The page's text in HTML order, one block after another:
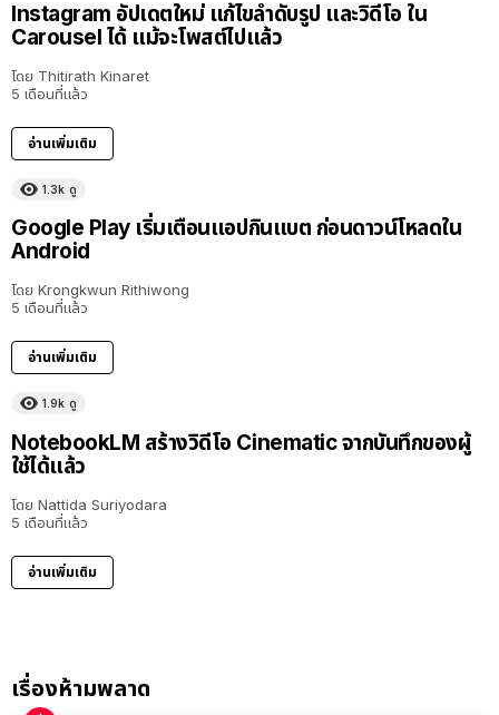
Instagram อัปเดตใหม่ แก้ไขลำดับรูป และวิดีโอ ใน
Carousel ได้ แม้จะโพสต์ไปแล้ว
โดย Thitirath Kinaret
5 เดือนที่แล้ว
อ่านเพิ่มเติม
1.3k ดู
Google Play เริ่มเตือนแอปกินแบต ก่อนดาวน์โหลดใน
Android
โดย Krongkwun Rithiwong
5 เดือนที่แล้ว
อ่านเพิ่มเติม
1.9k ดู
NotebookLM สร้างวิดีโอ Cinematic จากบันทึกของผู้
ใช้ได้แล้ว
โดย Nattida Suriyodara
5 เดือนที่แล้ว
อ่านเพิ่มเติม
เรื่องห้ามพลาด